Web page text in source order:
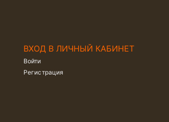
ВХОД В ЛИЧНЫЙ КАБИНЕТ
Войти
Регистрация